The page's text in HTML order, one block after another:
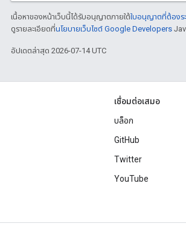
เนื้อหาของหน้าเว็บนี้ได้รับอนุญาตภายใต้ใบอนุญาตที่ต้องร
ดูรายละเอียดที่นโยบายเว็บไซต์ Google Developers
อัปเดตล่าสุด 2026-07-14 UTC
เชื่อมต่อเสมอ
บล็อก
GitHub
Twitter
YouTube